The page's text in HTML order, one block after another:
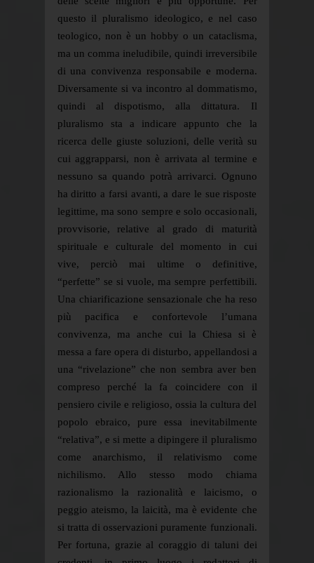
questo il pluralismo ideologico, e nel caso
teologico, non è un hobby o un cataclisma,
ma un comma ineludibile, quindi irreversibile
di una convivenza responsabile e moderna.
Diversamente si va incontro al dommatismo,
quindi al dispotismo, alla dittatura. Il
pluralismo sta a indicare appunto che la
ricerca delle giuste soluzioni, delle verità su
cui aggrapparsi, non è arrivata al termine e
nessuno sa quando potrà arrivarci. Ognuno
ha diritto a farsi avanti, a dare le sue risposte
legittime, ma sono sempre e solo occasionali,
provvisorie, relative al grado di maturità
spirituale e culturale del momento in cui
vive, perciò mai ultime o definitive,
“perfette” se si vuole, ma sempre perfettibili.
Una chiarificazione sensazionale che ha reso
più pacifica e confortevole l’umana
convivenza, ma anche cui la Chiesa si è
messa a fare opera di disturbo, appellandosi a
una “rivelazione” che non sembra aver ben
compreso perché la fa coincidere con il
pensiero civile e religioso, ossia la cultura del
popolo ebraico, pure essa inevitabilmente
“relativa”, e si mette a dipingere il pluralismo
come anarchismo, il relativismo come
nichilismo. Allo stesso modo chiama
razionalismo la razionalità e laicismo, o
peggio ateismo, la laicità, ma è evidente che
si tratta di osservazioni puramente funzionali.
Per fortuna, grazie al coraggio di taluni dei